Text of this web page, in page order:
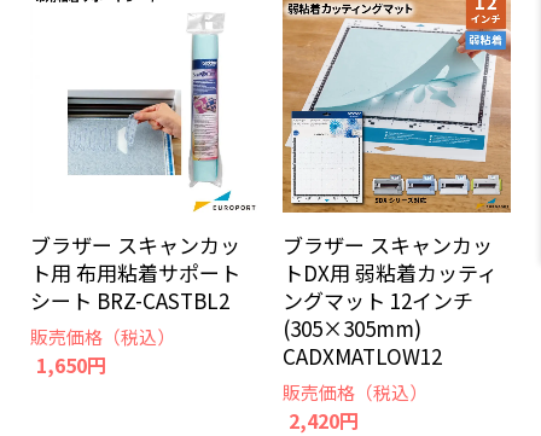
ブラザー スキャンカッ
ト用 布用粘着サポート
シート BRZ-CASTBL2
販売価格（税込）
1,650円
ブラザー スキャンカッ
トDX用 弱粘着カッティ
ングマット 12インチ
(305×305mm)
CADXMATLOW12
販売価格（税込）
2,420円